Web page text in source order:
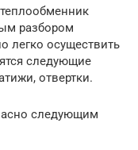
разбором
легко осуществить
следующие
отвертки.
следующим